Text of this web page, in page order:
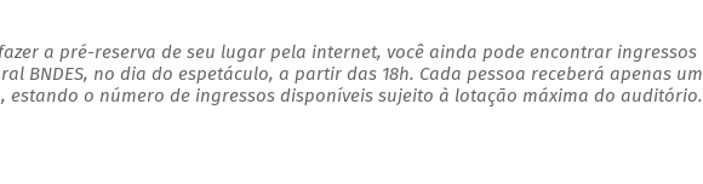
a pré-reserva de seu lugar pela internet, você ainda pode encontrar ingressos
BNDES, no dia do espetáculo, a partir das 18h. Cada pessoa receberá apenas um
estando o número de ingressos disponíveis sujeito à lotação máxima do auditório.